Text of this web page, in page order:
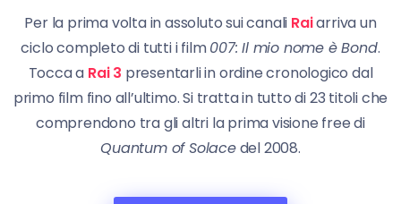
Per la prima volta in assoluto sui canali Raiarriva un
ciclo completo di tutti i film007: Il mio nome è Bond.
Tocca a Rai 3 presentarli in ordine cronologico dal
primo film fino all’ultimo. Si tratta in tutto di 23 titoli che
comprendono tra gli altri la prima visione free di
Quantum of Solacedel 2008.